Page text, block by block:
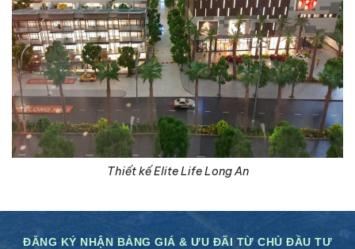
Thiết kế Elite Life Long An
ĐĂNG KÝ NHẬN BẢNG GIÁ & ƯU ĐÃI TỪ CHỦ ĐẦU TƯ